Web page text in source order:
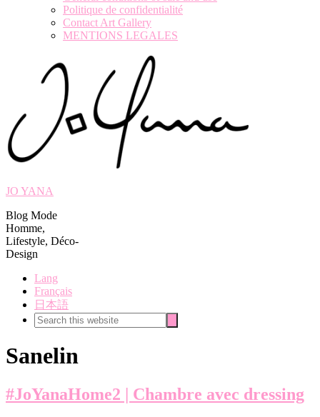
Politique de confidentialité
Contact Art Gallery
MENTIONS LEGALES
JO YANA
Blog Mode
Homme,
Lifestyle, Déco-
Design
Lang
Français
日本語
Search
this
Sanelin
#JoYanaHome2 | Chambre avec dressing